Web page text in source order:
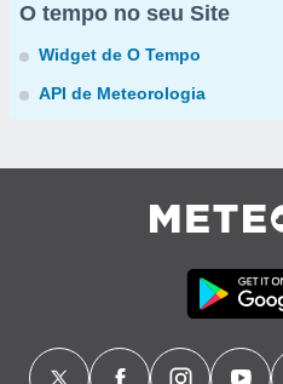
O tempo no seu Site
Widget de O Tempo
API de Meteorologia